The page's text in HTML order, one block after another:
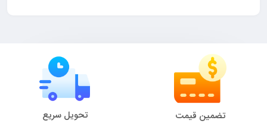
تضمین قیمت تحویل سریع